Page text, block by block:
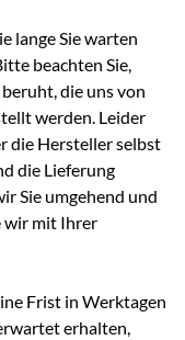
lange Sie warten
beachten Sie,
die uns von
werden. Leider
die Hersteller selbst
die Lieferung
Sie umgehend und
wir mit Ihrer
Frist in Werktagen
erhalten,